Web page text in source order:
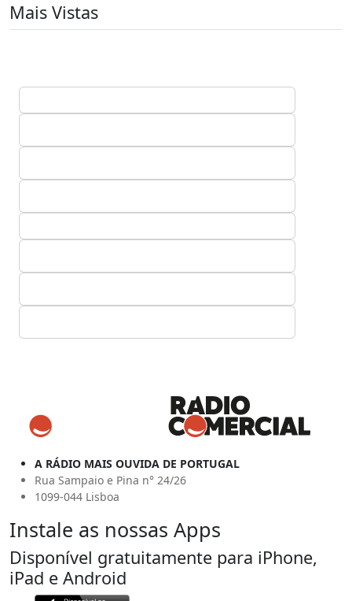
Mais Vistas
A RÁDIO MAIS OUVIDA DE PORTUGAL
Rua Sampaio e Pina n° 24/26
1099-044 Lisboa
Instale as nossas Apps
Disponível gratuitamente para iPhone,
iPad e Android